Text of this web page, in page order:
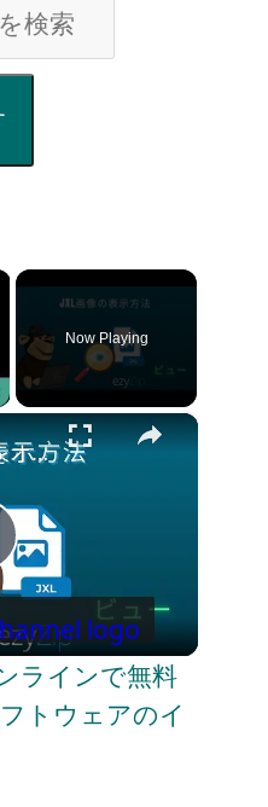
×
Now Playing
×
🖼️ JXLファイルをオンラインで無料で閲覧する方法 | ソフトウェアのインストール不要
ラインで無料
トウェアのイ